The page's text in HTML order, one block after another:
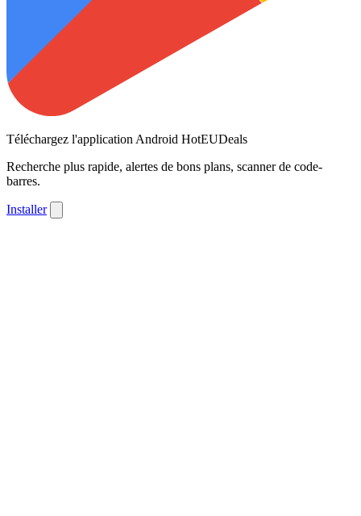
Téléchargez l'application Android HotEUDeals
Recherche plus rapide, alertes de bons plans, scanner de code-
barres.
Installer